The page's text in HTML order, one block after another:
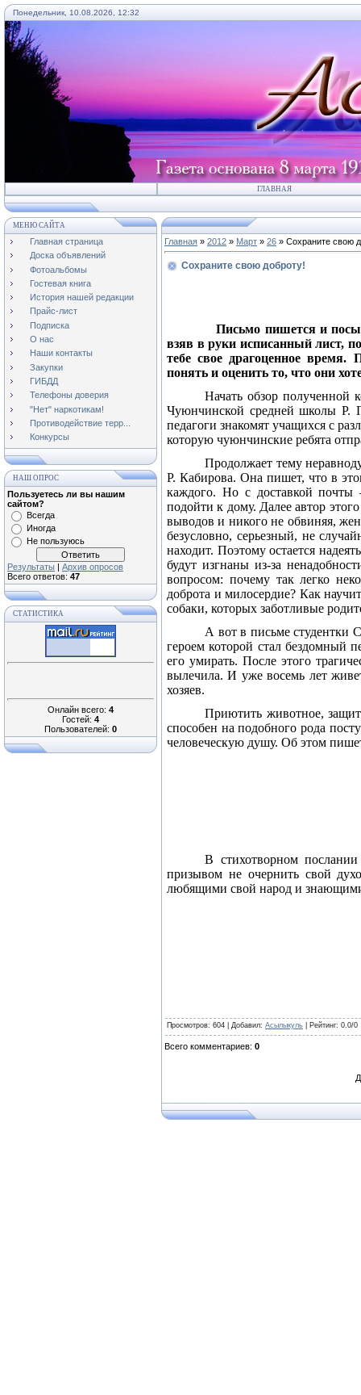
Понедельник, 10.08.2026, 12:32
ГЛАВНАЯ
МЕНЮ САЙТА
Главная страница
Доска объявлений
Фотоальбомы
Гостевая книга
История нашей редакции
Прайс-лист
Подписка
О нас
Наши контакты
Закупки
ГИБДД
Телефоны доверия
"Нет" наркотикам!
Противодействие терр...
Конкурсы
НАШ ОПРОС
Пользуетесь ли вы нашим
сайтом?
Всегда
Иногда
Не пользуюсь
Результаты | Архив опросов
Всего ответов: 47
СТАТИСТИКА
Онлайн всего: 4
Гостей: 4
Пользователей: 0
Главная » 2012 » Март » 26 » Сохраните свою
Сохраните свою доброту!
Письмо пишется и
взяв в руки исписанный лист,
тебе свое драгоценное
понять и оценить то, что они
Начать обзор полученной
Чуюнчинской средней школы Р.
педагоги знакомят учащихся с
которую чуюнчинские ребята
Продолжает тему
Р. Кабирова. Она пишет, что в
каждого. Но с доставкой почты
подойти к дому. Далее автор
выводов и никого не обвиняя,
безусловно, серьезный, не
находит. Поэтому остается
будут изгнаны из-за
вопросом: почему так легко
доброта и милосердие? Как
собаки, которых заботливые
А вот в письме студентки
героем которой стал бездомный
его умирать. После этого
вылечила. И уже восемь лет
хозяев.
Приютить животное,
способен на подобного рода
человеческую душу. Об этом
В стихотворном
призывом не очернить свой
любящими свой народ и
Просмотров: 604 | Добавил: Асылыкуль Рейтинг: 0.0/0
Всего комментариев: 0